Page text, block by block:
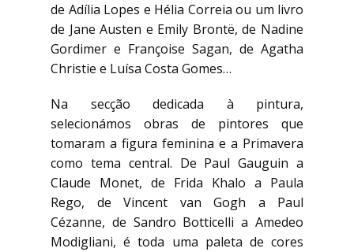
de Adília Lopes e Hélia Correia ou um livro
de Jane Austen e Emily Brontë, de Nadine
Gordimer e Françoise Sagan, de Agatha
Christie e Luísa Costa Gomes…
Na secção dedicada à pintura,
selecionámos obras de pintores que
tomaram a figura feminina e a Primavera
como tema central. De Paul Gauguin a
Claude Monet, de Frida Khalo a Paula
Rego, de Vincent van Gogh a Paul
Cézanne, de Sandro Botticelli a Amedeo
Modigliani, é toda uma paleta de cores